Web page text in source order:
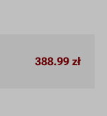
388.99 zł